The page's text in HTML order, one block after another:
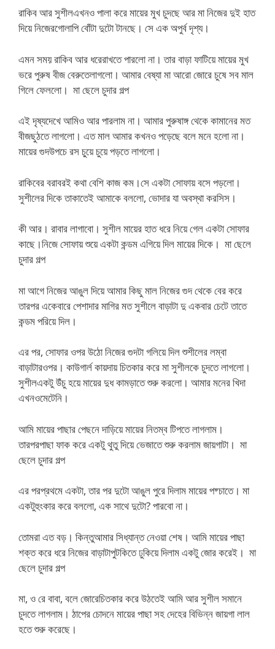
রাকিব আর সুশীলএখনও পালা করে মায়ের মুখ চুদছে আর মা নিজের দুই হাত
দিয়ে নিজেরগোলাপি বোঁটা দুটো টানছে। সে এক অপুর্ব দৃশ্য।
এমন সময় রাকিব আর ধরেরাখতে পারলো না। তার বাড়া ফাটিয়ে মায়ের মুখ
ভরে পুরুষ বীজ বেরুতেলাগলো। আমার বেষ্যা মা আরো জোরে চুষে সব মাল
গিলে ফেললো। মা ছেলে চুদার গল্প
এই দৃষ্যদেখে আমিও আর পারলাম না। আমার পুরুষাঙ্গ থেকে কামানের মত
বীজছুঠতে লাগলো। এত মাল আমার কখনও পড়েছে বলে মনে হলো না।
মায়ের গুদউপচে রস চু্য়ে চুয়ে পড়তে লাগলো।
রাকিবের বরাবরই কথা বেশি কাজ কম।সে একটা সোফায় বসে পড়লো।
সুশীলের দিকে তাকাতেই আমাকে বললো, ভোদার যা অবস্থা করসিস।
কী আর। রাবার লাগাবো। সুশীল মায়ের হাত ধরে নিয়ে গেল একটা সোফার
কাছে।নিজে সোফায় শুয়ে একটা কন্ডম এগিয়ে দিল মায়ের দিকে। মা ছেলে
চুদার গল্প
মা আগে নিজের আঙুল দিয়ে আমার কিছু মাল নিজের গুদ থেকে বের করে
তারপর একেবারে পেশাদার মাগির মত সুশীলে বাড়াটা দু একবার চেটে তাতে
কন্ডম পরিয়ে দিল।
এর পর, সোফার ওপর উঠো নিজের গুদটা গলিয়ে দিল শুশীলের লম্বা
বাড়াটারওপর। কাউগার্ল কায়দায় চিতকার করে মা সুশীলকে চুদতে লাগলো।
সুশীলএকটু উঁচু হয়ে মায়ের দুধ কামড়াতে শুরু করলো। আমার মনের খিদা
এখনওমেটেনি।
আমি মায়ের পাছার পেছনে দাড়িয়ে মায়ের নিতম্ব টিপতে লাগলাম।
তারপরপাছা ফাক করে একটু থুতু দিয়ে ভেজাতে শুরু করলাম জায়গাটা। মা
ছেলে চুদার গল্প
এর পরপ্রথমে একটা, তার পর দুটো আঙুল পুরে দিলাম মায়ের পষ্চাতে। মা
একটুহুংকার করে বললো, এক সাথে দুটো? পারবো না।
তোমরা এত বড়। কিন্তুআমার সিধ্যান্ত নেওয়া শেষ। আমি মায়ের পাছা
শক্ত করে ধরে নিজের বাড়াটাপুটকিতে ঢুকিয়ে দিলাম একটু জোর করেই। মা
ছেলে চুদার গল্প
মা, ও রে বাবা, বলে জোরেচিতকার করে উঠতেই আমি আর সুশীল সমানে
চুদতে লাগলাম। ঠাপের চোদনে মায়ের পাছা সহ দেহের বিভিন্ন জায়গা লাল
হতে শুরু করেছে।